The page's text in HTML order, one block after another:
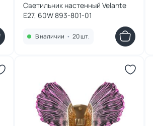
Светильник настенный Velante
E27, 60W 893-801-01
В наличии • 20 шт.